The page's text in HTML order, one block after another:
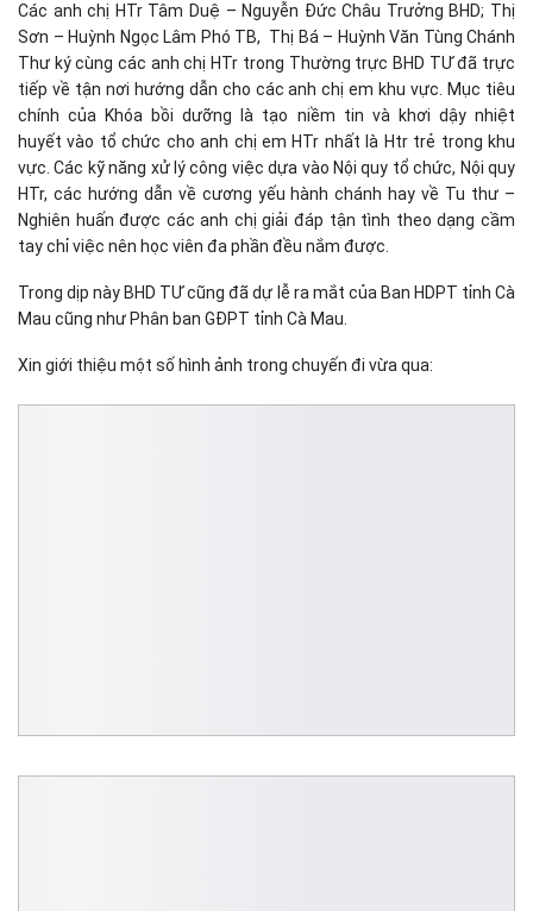
Các anh chị HTr Tâm Duệ – Nguyễn Đức Châu Trưởng BHD; Thị
Sơn – Huỳnh Ngọc Lâm Phó TB, Thị Bá – Huỳnh Văn Tùng Chánh
Thư ký cùng các anh chị HTr trong Thường trực BHD TƯ đã trực
tiếp về tận nơi hướng dẫn cho các anh chị em khu vực. Mục tiêu
chính của Khóa bồi dưỡng là tạo niềm tin và khơi dậy nhiệt
huyết vào tổ chức cho anh chị em HTr nhất là Htr trẻ trong khu
vực. Các kỹ năng xử lý công việc dựa vào Nội quy tổ chức, Nội quy
HTr, các hướng dẫn về cương yếu hành chánh hay về Tu thư –
Nghiên huấn được các anh chị giải đáp tận tình theo dạng cầm
tay chỉ việc nên học viên đa phần đều nắm được.
Trong dịp này BHD TƯ cũng đã dự lễ ra mắt của Ban HDPT tỉnh Cà
Mau cũng như Phân ban GĐPT tỉnh Cà Mau.
Xin giới thiệu một số hình ảnh trong chuyến đi vừa qua: